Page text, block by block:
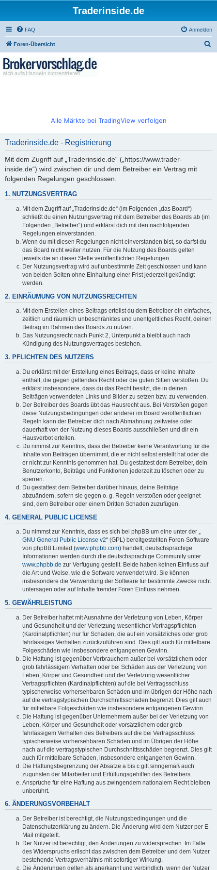
Traderinside.de
FAQ Anmelden
Foren-Übersicht
Alle Märkte bei TradingView verfolgen
Traderinside.de - Registrierung
Mit dem Zugriff auf „Traderinside.de“ („https://www.trader-
inside.de“) wird zwischen dir und dem Betreiber ein Vertrag mit
folgenden Regelungen geschlossen:
1. NUTZUNGSVERTRAG
Mit dem Zugriff auf „Traderinside.de“ (im Folgenden „das Board“)
schließt du einen Nutzungsvertrag mit dem Betreiber des Boards ab (im
Folgenden „Betreiber“) und erklärst dich mit den nachfolgenden
Regelungen einverstanden.
Wenn du mit diesen Regelungen nicht einverstanden bist, so darfst du
das Board nicht weiter nutzen. Für die Nutzung des Boards gelten
jeweils die an dieser Stelle veröffentlichten Regelungen.
Der Nutzungsvertrag wird auf unbestimmte Zeit geschlossen und kann
von beiden Seiten ohne Einhaltung einer Frist jederzeit gekündigt
werden.
2. EINRÄUMUNG VON NUTZUNGSRECHTEN
Mit dem Erstellen eines Beitrags erteilst du dem Betreiber ein einfaches,
zeitlich und räumlich unbeschränktes und unentgeltliches Recht, deinen
Beitrag im Rahmen des Boards zu nutzen.
Das Nutzungsrecht nach Punkt 2, Unterpunkt a bleibt auch nach
Kündigung des Nutzungsvertrages bestehen.
3. PFLICHTEN DES NUTZERS
Du erklärst mit der Erstellung eines Beitrags, dass er keine Inhalte
enthält, die gegen geltendes Recht oder die guten Sitten verstoßen. Du
erklärst insbesondere, dass du das Recht besitzt, die in deinen
Beiträgen verwendeten Links und Bilder zu setzen bzw. zu verwenden.
Der Betreiber des Boards übt das Hausrecht aus. Bei Verstößen gegen
diese Nutzungsbedingungen oder anderer im Board veröffentlichten
Regeln kann der Betreiber dich nach Abmahnung zeitweise oder
dauerhaft von der Nutzung dieses Boards ausschließen und dir ein
Hausverbot erteilen.
Du nimmst zur Kenntnis, dass der Betreiber keine Verantwortung für die
Inhalte von Beiträgen übernimmt, die er nicht selbst erstellt hat oder die
er nicht zur Kenntnis genommen hat. Du gestattest dem Betreiber, dein
Benutzerkonto, Beiträge und Funktionen jederzeit zu löschen oder zu
sperren.
Du gestattest dem Betreiber darüber hinaus, deine Beiträge
abzuändern, sofern sie gegen o. g. Regeln verstoßen oder geeignet
sind, dem Betreiber oder einem Dritten Schaden zuzufügen.
4. GENERAL PUBLIC LICENSE
Du nimmst zur Kenntnis, dass es sich bei phpBB um eine unter der „
GNU General Public License v2“ (GPL) bereitgestellten Foren-Software
von phpBB Limited (www.phpbb.com) handelt; deutschsprachige
Informationen werden durch die deutschsprachige Community unter
www.phpbb.de zur Verfügung gestellt. Beide haben keinen Einfluss auf
die Art und Weise, wie die Software verwendet wird. Sie können
insbesondere die Verwendung der Software für bestimmte Zwecke nicht
untersagen oder auf Inhalte fremder Foren Einfluss nehmen.
5. GEWÄHRLEISTUNG
Der Betreiber haftet mit Ausnahme der Verletzung von Leben, Körper
und Gesundheit und der Verletzung wesentlicher Vertragspflichten
(Kardinalpflichten) nur für Schäden, die auf ein vorsätzliches oder grob
fahrlässiges Verhalten zurückzuführen sind. Dies gilt auch für mittelbare
Folgeschäden wie insbesondere entgangenen Gewinn.
Die Haftung ist gegenüber Verbrauchern außer bei vorsätzlichem oder
grob fahrlässigem Verhalten oder bei Schäden aus der Verletzung von
Leben, Körper und Gesundheit und der Verletzung wesentlicher
Vertragspflichten (Kardinalpflichten) auf die bei Vertragsschluss
typischerweise vorhersehbaren Schäden und im übrigen der Höhe nach
auf die vertragstypischen Durchschnittsschäden begrenzt. Dies gilt auch
für mittelbare Folgeschäden wie insbesondere entgangenen Gewinn.
Die Haftung ist gegenüber Unternehmern außer bei der Verletzung von
Leben, Körper und Gesundheit oder vorsätzlichem oder grob
fahrlässigem Verhalten des Betreibers auf die bei Vertragsschluss
typischerweise vorhersehbaren Schäden und im Übrigen der Höhe
nach auf die vertragstypischen Durchschnittsschäden begrenzt. Dies gilt
auch für mittelbare Schäden, insbesondere entgangenen Gewinn.
Die Haftungsbegrenzung der Absätze a bis c gilt sinngemäß auch
zugunsten der Mitarbeiter und Erfüllungsgehilfen des Betreibers.
Ansprüche für eine Haftung aus zwingendem nationalem Recht bleiben
unberührt.
6. ÄNDERUNGSVORBEHALT
Der Betreiber ist berechtigt, die Nutzungsbedingungen und die
Datenschutzerklärung zu ändern. Die Änderung wird dem Nutzer per E-
Mail mitgeteilt.
Der Nutzer ist berechtigt, den Änderungen zu widersprechen. Im Falle
des Widerspruchs erlischt das zwischen dem Betreiber und dem Nutzer
bestehende Vertragsverhältnis mit sofortiger Wirkung.
Die Änderungen gelten als anerkannt und verbindlich, wenn der Nutzer